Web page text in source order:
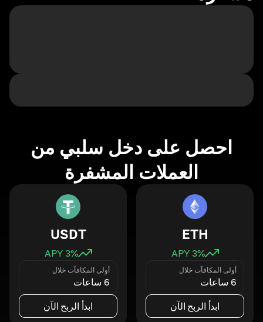
احصل على دخل سلبي من
العملات المشفرة
ETH
3% APY
أولى المكافآت خلال
6 ساعات
ابدأ الربح الآن
USDT
3% APY
أولى المكافآت خلال
6 ساعات
ابدأ الربح الآن